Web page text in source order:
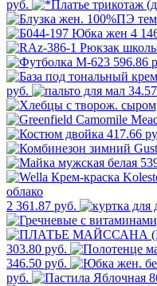
руб.
4
596.86
руб.
417.66
2 361.87 руб.
303.80 руб.
346.50 руб.
руб.